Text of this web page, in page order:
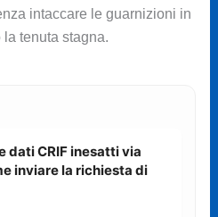
intaccare le guarnizioni in
tenuta stagna.
dati CRIF inesatti via
inviare la richiesta di